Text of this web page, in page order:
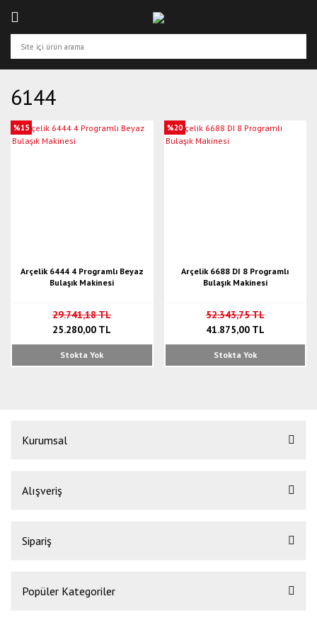
6144
%15
Arçelik 6444 4 Programlı Beyaz
Bulaşık Makinesi
29.741,18 TL
25.280,00 TL
Stokta Yok
%20
Arçelik 6688 DI 8 Programlı
Bulaşık Makinesi
52.343,75 TL
41.875,00 TL
Stokta Yok
Kurumsal
Alışveriş
Sipariş
Popüler Kategoriler